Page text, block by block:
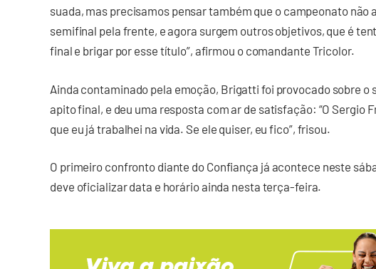
suada, mas precisamos pensar também que o campeonato não
semifinal pela frente, e agora surgem outros objetivos, que é
final e brigar por esse título”, afirmou o comandante Tricolor.
Ainda contaminado pela emoção, Brigatti foi provocado sobre o
apito final, e deu uma resposta com ar de satisfação: “O Sergio
que eu já trabalhei na vida. Se ele quiser, eu fico”, frisou.
O primeiro confronto diante do Confiança já acontece neste
deve oficializar data e horário ainda nesta terça-feira.